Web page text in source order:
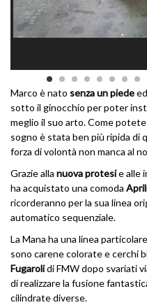
Marco è nato senza un piede
sotto il ginocchio per poter
meglio il suo arto. Come
sogno è stata ben più ripida di
forza di volontà non manca al
Grazie alla nuova protesie alle
ha acquistato una comoda
ricorderanno per la sua linea
automatico sequenziale.
La Mana ha una linea
sono carene colorate e cerchi
Fugarolidi FMW dopo svariati
di realizzare la fusione
cilindrate diverse.